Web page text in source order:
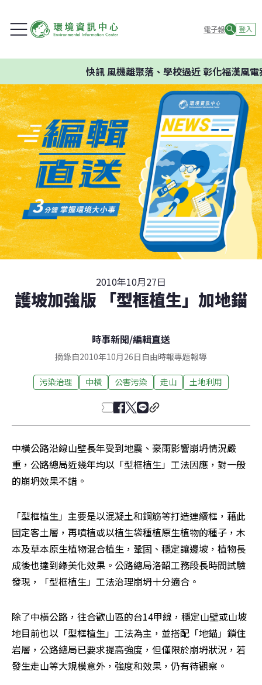
電子報 登入
快訊風機離聚落、學校過近 彰化福漢風電
2010年10月27日
護坡加強版 「型框植生」加地錨
時事新聞/編輯直送
摘錄自2010年10月26日自由時報專題報導
污染治理 中橫 公害污染 走山 土地利用
中橫公路沿線山壁長年受到地震、豪雨影響崩坍情況嚴
重，公路總局近幾年均以「型框植生」工法因應，對一般
的崩坍效果不錯。
「型框植生」主要是以混凝土和鋼筋等打造連續框，藉此
固定客土層，再噴植或以植生袋種植原生植物的種子，木
本及草本原生植物混合植生，鞏固、穩定讓邊坡，植物長
成後也達到綠美化效果。公路總局洛韶工務段長時間試驗
發現，「型框植生」工法治理崩坍十分適合。
除了中橫公路，往合歡山區的台14甲線，穩定山壁或山坡
地目前也以「型框植生」工法為主，並搭配「地錨」鎖住
岩層，公路總局已要求提高強度，但僅限於崩坍狀況，若
發生走山等大規模意外，強度和效果，仍有待觀察。